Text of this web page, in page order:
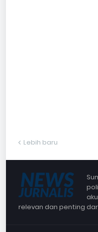
Lebih baru
relevan dan penting